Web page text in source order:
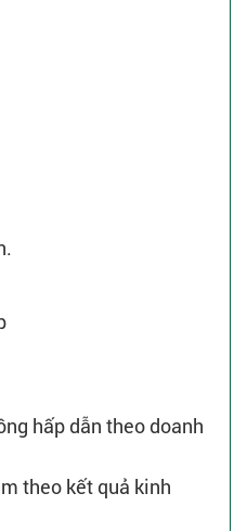
hấp dẫn theo doanh
theo kết quả kinh